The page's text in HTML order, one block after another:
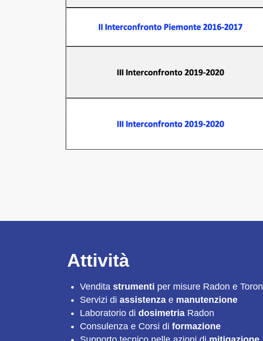
Attività
Venditastrumenti per misure Radon e Toron
Servizi diassistenza e manutenzione
Laboratorio didosimetria Radon
Consulenza e Corsi diformazione